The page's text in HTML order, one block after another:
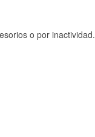
o por inactividad.